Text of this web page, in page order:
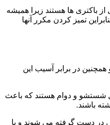
باکتری ها هستند زیرا همیشه
تمیز کردن مکرر آنها
در برابر آسیب این
شستشو و دوام هستند که باعث
باشند.
در دست گرفته می شوند و با